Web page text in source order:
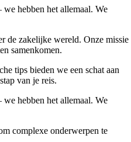
hebben het allemaal. We
de zakelijke wereld. Onze missie
samenkomen.
tips bieden we een schat aan
van je reis.
hebben het allemaal. We
complexe onderwerpen te